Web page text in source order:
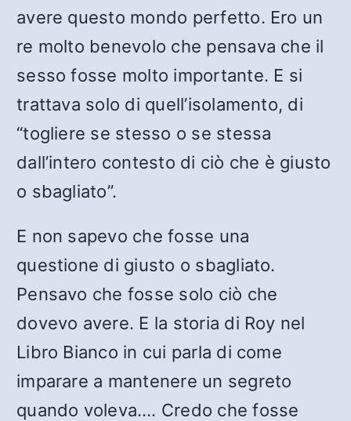
avere questo mondo perfetto. Ero un
re molto benevolo che pensava che il
sesso fosse molto importante. E si
trattava solo di quell’isolamento, di
“togliere se stesso o se stessa
dall’intero contesto di ciò che è giusto
o sbagliato”.
E non sapevo che fosse una
questione di giusto o sbagliato.
Pensavo che fosse solo ciò che
dovevo avere. E la storia di Roy nel
Libro Bianco in cui parla di come
imparare a mantenere un segreto
quando voleva…. Credo che fosse